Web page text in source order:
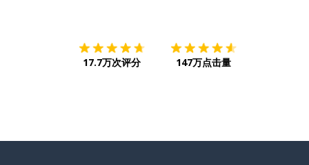
17.7万次评分 147万点击量